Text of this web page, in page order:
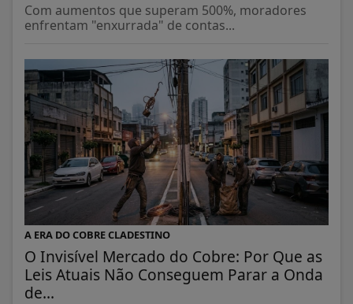
Com aumentos que superam 500%, moradores
enfrentam "enxurrada" de contas...
A ERA DO COBRE CLADESTINO
O Invisível Mercado do Cobre: Por Que as
Leis Atuais Não Conseguem Parar a Onda
de...